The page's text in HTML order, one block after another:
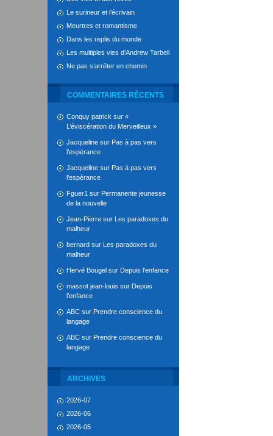
Le surineur et l’écrivain
Meurtres et romantisme
Dans les replis du monde
Les multiples vies d’Andrew Tarbell
Ne pas s’arrêter en chemin
COMMENTAIRES RÉCENTS
Conquy patrick sur «
L’éviscération du Merveilleux »
Jacqueline sur Pas à pas vers
l’espérance
Jacqueline sur Pas à pas vers
l’espérance
Fguer1 sur Permanente jeunesse
de la nouvelle
Jean-Pierre sur Les paradoxes du
malheur
bernard sur Les paradoxes du
malheur
Hervé Bougel sur Depuis l’enfance
massot jean-louis sur Depuis
l’enfance
ABC sur Prendre conscience du
langage
ABC sur Prendre conscience du
langage
ARCHIVES
2026-07
2026-06
2026-05